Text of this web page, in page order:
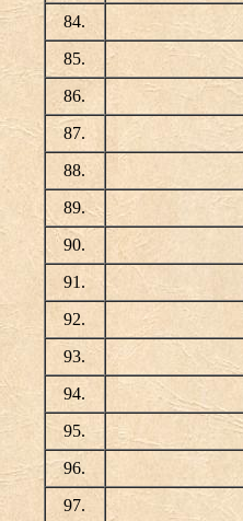
84.
85.
86.
87.
88.
89.
90.
91.
92.
93.
94.
95.
96.
97.